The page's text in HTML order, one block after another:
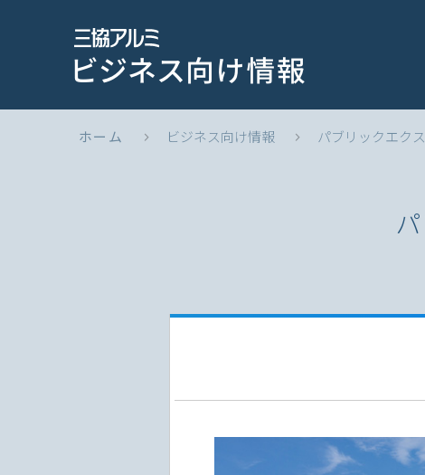
ホーム ビジネス向け情報 パブリックエク